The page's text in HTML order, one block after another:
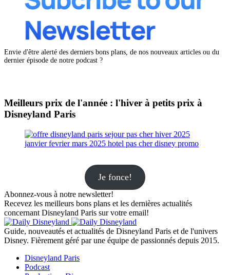
Envie d'être alerté des derniers bons plans, de nos nouveaux articles ou du
dernier épisode de notre podcast ?
Meilleurs prix de l'année : l'hiver à petits prix à
Disneyland Paris
Je fonce!
Abonnez-vous à notre newsletter!
Recevez les meilleurs bons plans et les dernières actualités
concernant Disneyland Paris sur votre email!
Guide, nouveautés et actualités de Disneyland Paris et de l'univers
Disney. Fièrement géré par une équipe de passionnés depuis 2015.
Disneyland Paris
Podcast